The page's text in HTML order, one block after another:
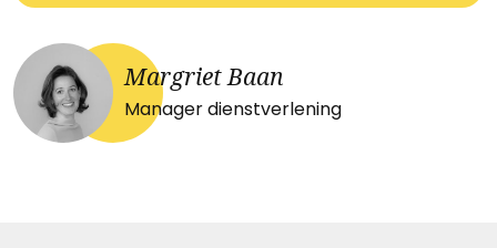
Margriet Baan
Manager dienstverlening